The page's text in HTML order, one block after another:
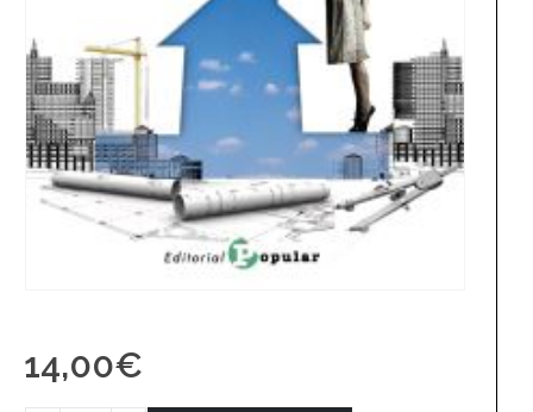
14,00€